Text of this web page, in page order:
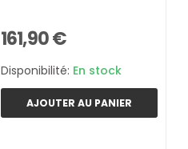
161,90 €
Disponibilité: En stock
AJOUTER AU PANIER